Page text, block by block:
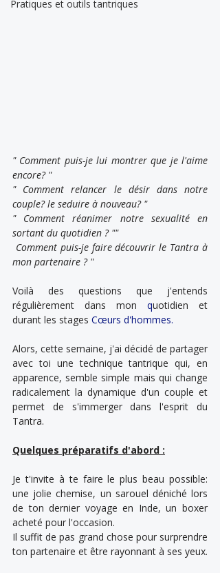
Pratiques et outils tantriques
" Comment puis-je lui montrer que je l'aime
encore? "
" Comment relancer le désir dans notre
couple? le seduire à nouveau? "
" Comment réanimer notre sexualité en
sortant du quotidien ? ""
mon partenaire ? "
Voilà des questions que j'entends
régulièrement dans mon quotidien et
durant les stages Cœurs d'hommes.
Alors, cette semaine, j'ai décidé de partager
avec toi une technique tantrique qui, en
apparence, semble simple mais qui change
radicalement la dynamique d'un couple et
permet de s'immerger dans l'esprit du
Tantra.
Quelques préparatifs d'abord :
Je t'invite à te faire le plus beau possible:
une jolie chemise, un sarouel déniché lors
de ton dernier voyage en Inde, un boxer
acheté pour l'occasion.
Il suffit de pas grand chose pour surprendre
ton partenaire et être rayonnant à ses yeux.